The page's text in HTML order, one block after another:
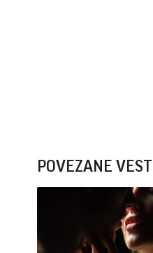
POVEZANE VESTI